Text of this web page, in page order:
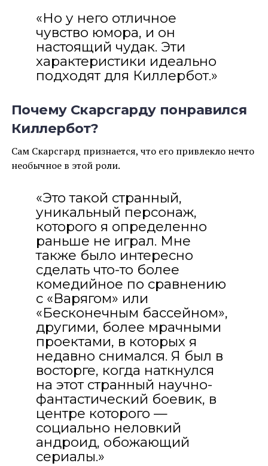
«Но у него отличное
чувство юмора, и он
настоящий чудак. Эти
характеристики идеально
подходят для Киллербот.»
Почему Скарсгарду понравился
Киллербот?
Сам Скарсгард признается, что его привлекло нечто
необычное в этой роли.
«Это такой странный,
уникальный персонаж,
которого я определенно
раньше не играл. Мне
также было интересно
сделать что-то более
комедийное по сравнению
с «Варягом» или
«Бесконечным бассейном»,
другими, более мрачными
проектами, в которых я
недавно снимался. Я был в
восторге, когда наткнулся
на этот странный научно-
фантастический боевик, в
центре которого —
социально неловкий
андроид, обожающий
сериалы.»